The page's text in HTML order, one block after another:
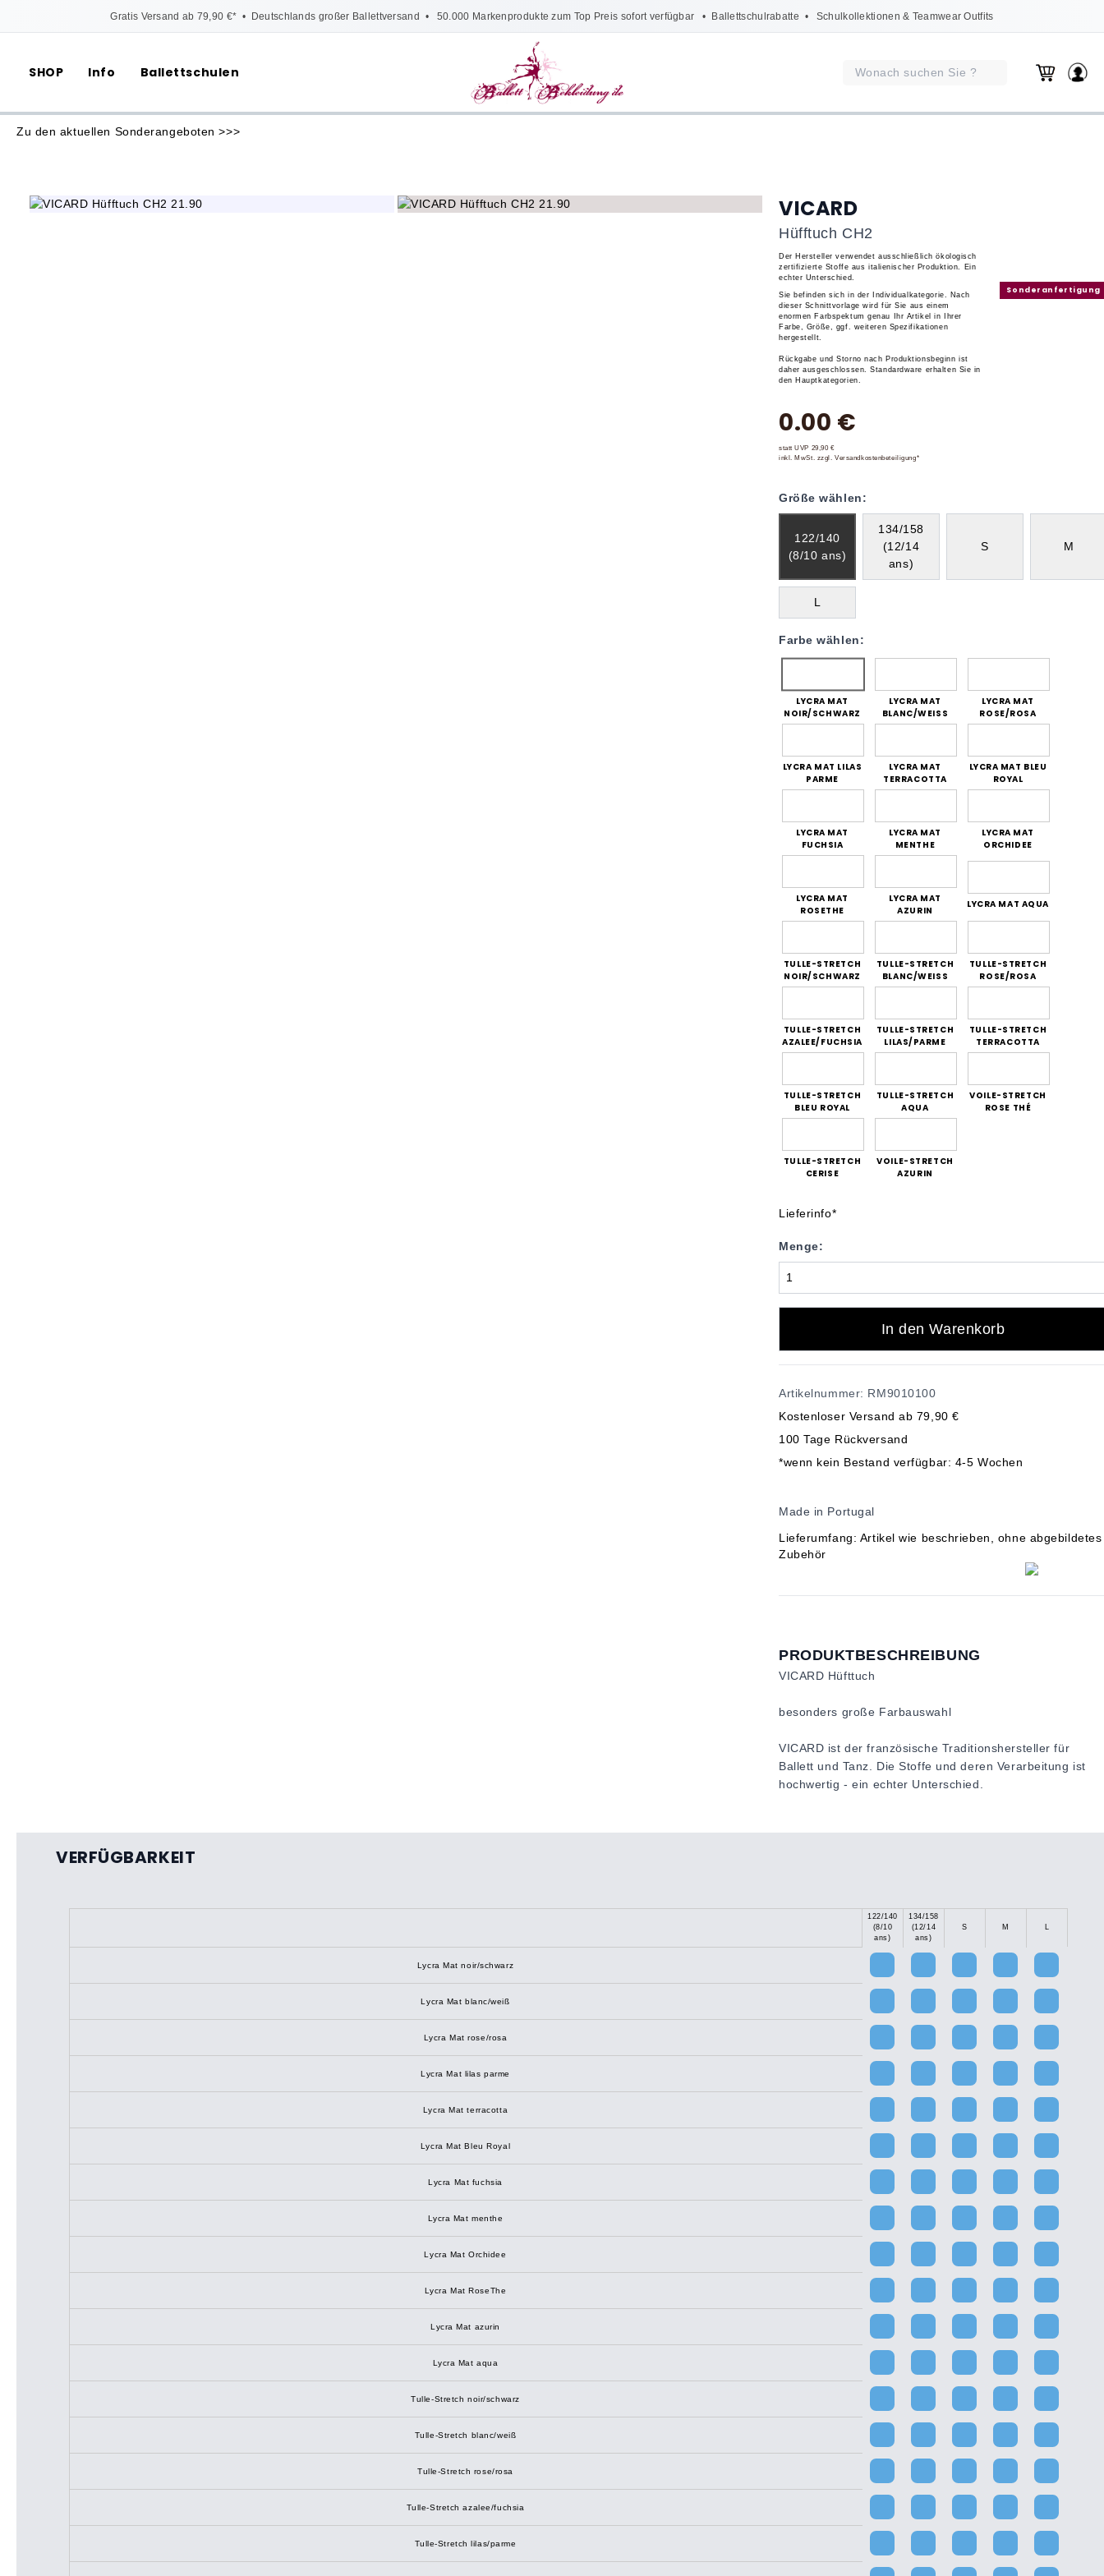
Gratis Versand ab 79,90 €* • Deutschlands großer Ballettversand • 50.000 Markenprodukte zum Top Preis sofort verfügbar • Ballettschulrabatte • Schulkollektionen & Teamwear Outfits
SHOP Info Ballettschulen
Zu den aktuellen Sonderangeboten >>>
Sonderanfertigung
VICARD
Hüfftuch CH2
Der Hersteller verwendet ausschließlich ökologisch
zertifizierte Stoffe aus italienischer Produktion.
Ein
echter Unterschied.
Sie befinden sich in der Individualkategorie. Nach
dieser Schnittvorlage wird für Sie aus einem
enormen Farbspektum genau Ihr Artikel in Ihrer
Farbe, Größe, ggf. weiteren Spezifikationen
hergestellt.
Rückgabe und Storno nach Produktionsbeginn ist
daher ausgeschlossen. Standardware erhalten Sie in
den Hauptkategorien.
0.00 €
statt UVP 29,90 €
inkl. MwSt. zzgl. Versandkostenbeteiligung*
Größe wählen:
122/140
(8/10 ans)
134/158
(12/14
ans)
S M
L
Farbe wählen:
LYCRA MAT
NOIR/SCHWARZ
LYCRA MAT
BLANC/WEISS
LYCRA MAT
ROSE/ROSA
LYCRA MAT LILAS
PARME
LYCRA MAT
TERRACOTTA
LYCRA MAT BLEU
ROYAL
LYCRA MAT
FUCHSIA
LYCRA MAT
MENTHE
LYCRA MAT
ORCHIDEE
LYCRA MAT
ROSETHE
LYCRA MAT
AZURIN
LYCRA MAT AQUA
TULLE-STRETCH
NOIR/SCHWARZ
TULLE-STRETCH
BLANC/WEISS
TULLE-STRETCH
ROSE/ROSA
TULLE-STRETCH
AZALEE/FUCHSIA
TULLE-STRETCH
LILAS/PARME
TULLE-STRETCH
TERRACOTTA
TULLE-STRETCH
BLEU ROYAL
TULLE-STRETCH
AQUA
VOILE-STRETCH
ROSE THÉ
TULLE-STRETCH
CERISE
VOILE-STRETCH
AZURIN
Lieferinfo*
Menge:
In den Warenkorb
Artikelnummer: RM9010100
Kostenloser Versand ab 79,90 €
100 Tage Rückversand
*wenn kein Bestand verfügbar: 4-5 Wochen
Made in Portugal
Lieferumfang: Artikel wie beschrieben, ohne abgebildetes
Zubehör
PRODUKTBESCHREIBUNG
VICARD Hüfttuch
besonders große Farbauswahl
VICARD ist der französische Traditionshersteller für
Ballett und Tanz. Die Stoffe und deren Verarbeitung ist
hochwertig - ein echter Unterschied.
VERFÜGBARKEIT
122/140
(8/10
ans)
134/158
(12/14
ans)
S M L
Lycra Mat noir/schwarz
Lycra Mat blanc/weiß
Lycra Mat rose/rosa
Lycra Mat lilas parme
Lycra Mat terracotta
Lycra Mat Bleu Royal
Lycra Mat fuchsia
Lycra Mat menthe
Lycra Mat Orchidee
Lycra Mat RoseThe
Lycra Mat azurin
Lycra Mat aqua
Tulle-Stretch noir/schwarz
Tulle-Stretch blanc/weiß
Tulle-Stretch rose/rosa
Tulle-Stretch azalee/fuchsia
Tulle-Stretch lilas/parme